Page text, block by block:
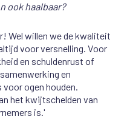
ook haalbaar?
Wel willen we de kwaliteit
voor versnelling. Voor
en schuldenrust of
en
ogen houden.
het kwijtschelden van
is.'